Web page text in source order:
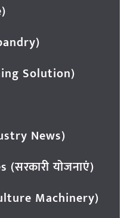
Solution)
News)
योजनाएं)
Machinery)